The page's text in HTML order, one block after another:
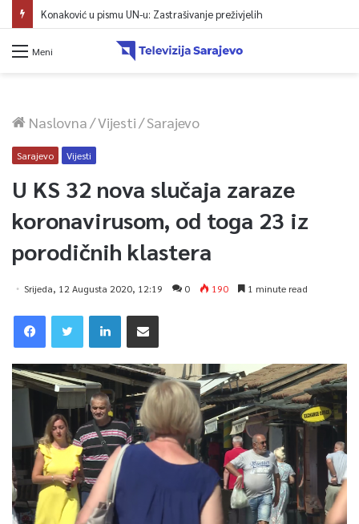
Konaković u pismu UN-u: Zastrašivanje preživjelih
Meni
Naslovna/Vijesti/Sarajevo
Sarajevo Vijesti
U KS 32 nova slučaja zaraze
koronavirusom, od toga 23 iz
porodičnih klastera
Srijeda, 12 Augusta 2020, 12:19 0 190 1 minute read